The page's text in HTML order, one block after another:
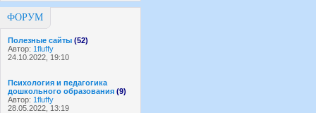
ФОРУМ
Полезные сайты (52)
Автор: 1fluffy
24.10.2022, 19:10
Психология и педагогика
дошкольного образования (9)
Автор: 1fluffy
28.05.2022, 13:19